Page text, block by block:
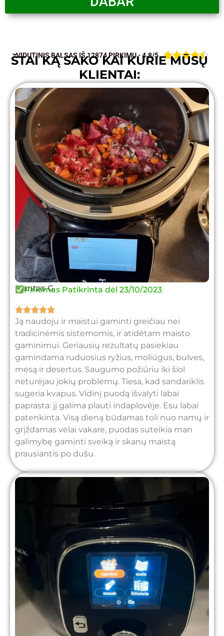
VIDUTINIS BALSAS IŠ 12874 PIRKIMŲ - 4.8/5 
ŠTAI KĄ SAKO KAI KURIE MŪSŲ
KLIENTAI:
Mantas G.
Pirkimas Patikrinta dėl 23/10/2023

Ją naudoju ir maistui gaminti greičiau nei
tradicinėmis sistemomis, ir atidėtam maisto
gaminimui. Geriausių rezultatų pasiekiau
gamindama ruduosius ryžius, moliūgus, bulves,
mėsą ir desertus. Saugumo požiūriu iki šiol
neturėjau jokių problemų. Tiesa, kad sandariklis
sugeria kvapus. Vidinį puodą išvalyti labai
paprasta: jį galima plauti indaplovėje. Esu labai
patenkinta. Visą dieną būdamas toli nuo namų ir
grįždamas vėlai vakare, puodas suteikia man
galimybę gaminti sveiką ir skanų maistą
prausiantis po dušu.